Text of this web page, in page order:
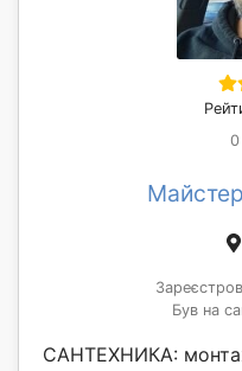
0
Був на
САНТЕХНИКА: